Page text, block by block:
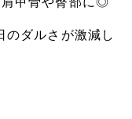
のダルさが激減し